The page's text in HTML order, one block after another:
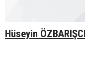
Hüseyin ÖZBARIŞCI